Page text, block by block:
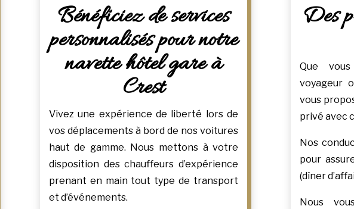
Bénéficiez de services
personnalisés pour notre
navette hôtel gare à
Crest
Vivez une expérience de liberté lors de
vos déplacements à bord de nos voitures
haut de gamme. Nous mettons à votre
disposition des chauffeurs d’expérience
prenant en main tout type de transport
et d’événements.
Des
Que
voyageur
vous
privé avec
Nos
pour
(dîner
Nous